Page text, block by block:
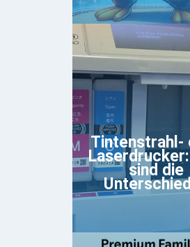
Tintenstrahl-
sind die